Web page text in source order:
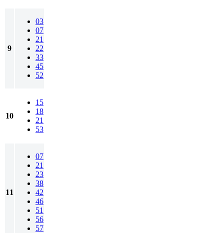
9
03
07
21
22
33
45
52
10
15
18
21
53
11
07
21
23
38
42
46
51
56
57